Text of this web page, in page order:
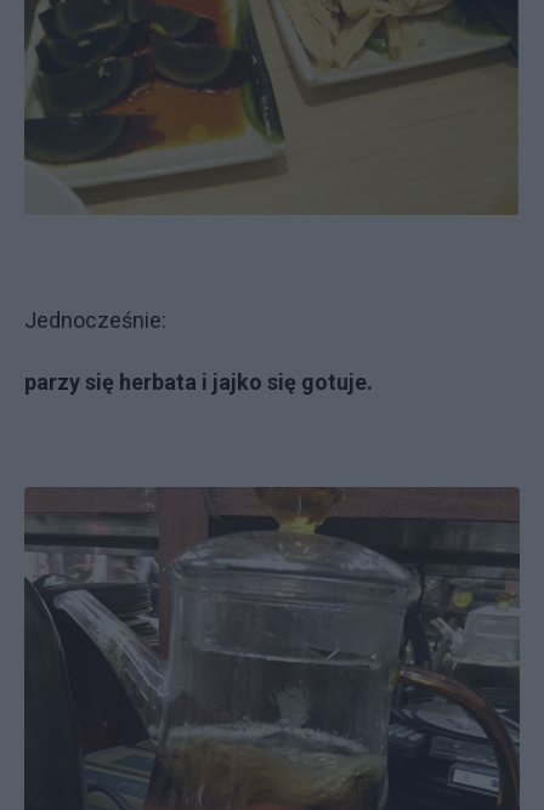
Jednocześnie:
parzy się herbata i jajko się gotuje.